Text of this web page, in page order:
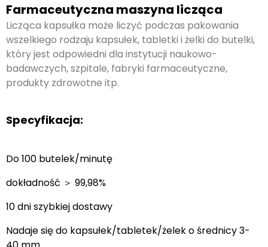
Farmaceutyczna maszyna licząca
Licząca kapsułka może liczyć podczas pakowania
wszelkiego rodzaju kapsułek, tabletki i żelki do butelki,
który jest odpowiedni dla instytucji naukowo-
badawczych, szpitale, fabryki farmaceutyczne,
produkty zdrowotne itp.
Specyfikacja:
Do 100 butelek/minutę
dokładność ＞ 99,98%
10 dni szybkiej dostawy
Nadaje się do kapsułek/tabletek/żelek o średnicy 3-